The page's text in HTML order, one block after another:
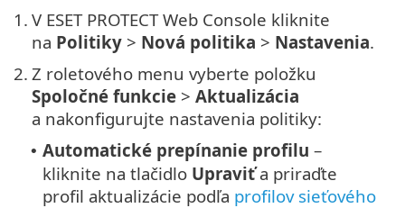
1. V ESET PROTECT Web Console kliknite
na Politiky > Nová politika > Nastavenia.
2. Z roletového menu vyberte položku
Spoločné funkcie > Aktualizácia
a nakonfigurujte nastavenia politiky:
• Automatické prepínanie profilu –
kliknite na tlačidlo Upraviťa priraďte
profil aktualizácie podľa profilov sieťového